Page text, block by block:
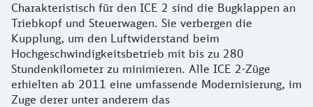
Charakteristisch für den ICE 2 sind die Bugklappen an
Triebkopf und Steuerwagen. Sie verbergen die
Kupplung, um den Luftwiderstand beim
Hochgeschwindigkeitsbetrieb mit bis zu 280
Stundenkilometer zu minimieren. Alle ICE 2-Züge
erhielten ab 2011 eine umfassende Modernisierung, im
Zuge derer unter anderem das